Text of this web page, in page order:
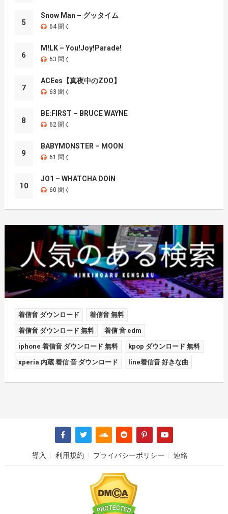
5
Snow Man – グッタイム
64 聞く
6
M!LK – You!Joy!Parade!
63 聞く
7
ACEes【真夜中のZOO】
63 聞く
8
BE:FIRST – BRUCE WAYNE
62 聞く
9
BABYMONSTER – MOON
61 聞く
10
JO1 – WHATCHA DOIN
60 聞く
着信音 ダウンロード 着信音 無料
着信音 ダウンロード 無料 着信 音 edm
iphone 着信音 ダウンロード 無料 kpop ダウンロード 無料
xperia 内蔵 着信 音 ダウンロード line着信音 好きな曲
導入 利用規約 プライバシーポリシー 連絡